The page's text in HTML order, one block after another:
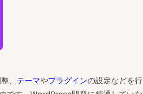
、 テーマやプラグインの設定などを行